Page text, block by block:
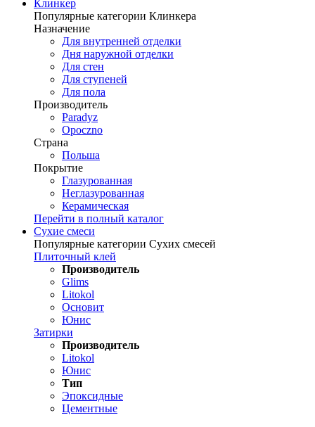
Клинкер
Популярные категории Клинкера
Назначение
Для внутренней отделки
Дня наружной отделки
Для стен
Для ступеней
Для пола
Производитель
Paradyz
Opoczno
Страна
Польша
Покрытие
Глазурованная
Неглазурованная
Керамическая
Перейти в полный каталог
Сухие смеси
Популярные категории Сухих смесей
Плиточный клей
Производитель
Glims
Litokol
Основит
Юнис
Затирки
Производитель
Litokol
Юнис
Тип
Эпоксидные
Цементные